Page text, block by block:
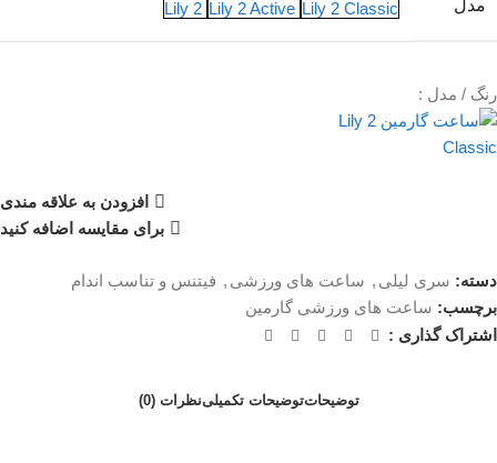
مدل Lily 2 Lily 2 Active Lily 2 Classic
رنگ / مدل :
افزودن به علاقه مندی
برای مقایسه اضافه کنید
دسته: سری لیلی , ساعت های ورزشی , فیتنس و تناسب اندام
برچسب: ساعت های ورزشی گارمین
اشتراک گذاری :
توضیحاتتوضیحات تکمیلینظرات (0)